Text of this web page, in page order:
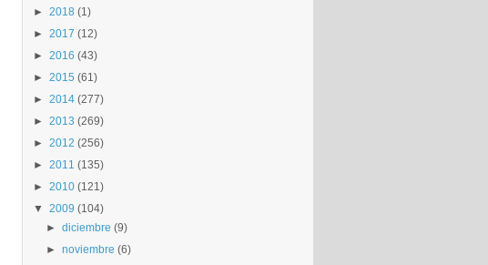
► 2018 (1)
► 2017 (12)
► 2016 (43)
► 2015 (61)
► 2014 (277)
► 2013 (269)
► 2012 (256)
► 2011 (135)
► 2010 (121)
▼ 2009 (104)
►diciembre (9)
►noviembre (6)